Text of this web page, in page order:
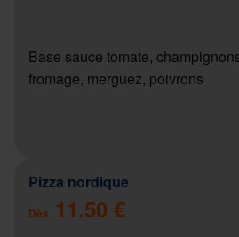
Base sauce tomate,
fromage, merguez, poivrons
Pizza nordique
Dès 11.50 €